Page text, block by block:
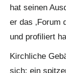
hat seinen
er das ‚Forum
und profiliert
Kirchliche
sich: ein